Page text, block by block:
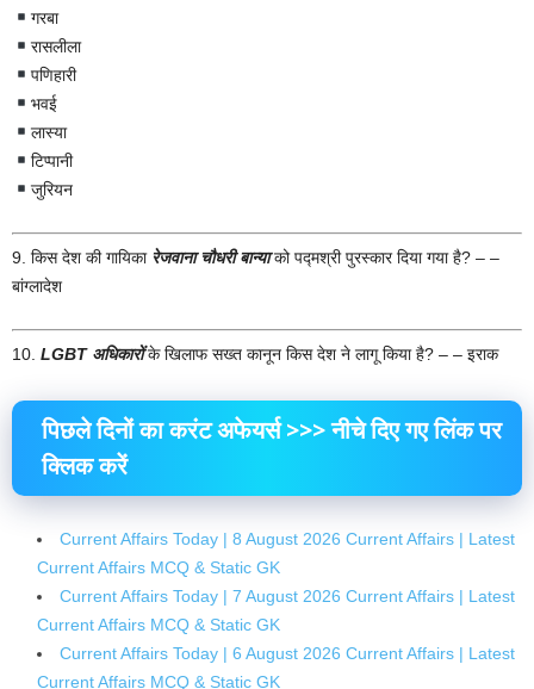
गरबा
रासलीला
पणिहारी
भवई
लास्या
टिप्पानी
जुरियन
9. किस देश की गायिका रेजवाना चौधरीबान्याको पद्मश्री पुरस्कार दिया गया है? – –
बांग्लादेश
10. LGBT अधिकारोंके खिलाफ सख्त कानून किस देश ने लागू किया है? – – इराक
पिछले दिनों का करंट अफेयर्स >>> नीचे दिए गए लिंक पर
क्लिक करें
Current Affairs Today | 8 August 2026 Current Affairs | Latest
Current Affairs MCQ & Static GK
Current Affairs Today | 7 August 2026 Current Affairs | Latest
Current Affairs MCQ & Static GK
Current Affairs Today | 6 August 2026 Current Affairs | Latest
Current Affairs MCQ & Static GK